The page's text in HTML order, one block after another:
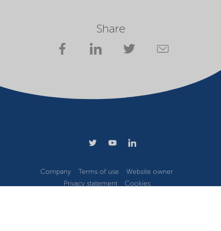
Share
Company Terms of use
Website owner
Privacy statement
Cookies